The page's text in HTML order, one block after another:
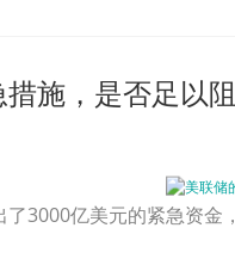
施，是否足以阻
3000亿美元的紧急资金，